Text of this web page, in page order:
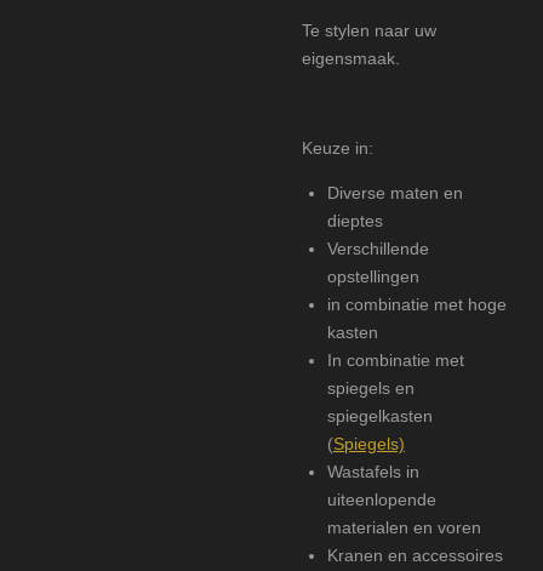
Te stylen naar uw
eigensmaak.
Keuze in:
Diverse maten en
dieptes
Verschillende
opstellingen
in combinatie met hoge
kasten
In combinatie met
spiegels en
spiegelkasten
(Spiegels)
Wastafels in
uiteenlopende
materialen en voren
Kranen en accessoires